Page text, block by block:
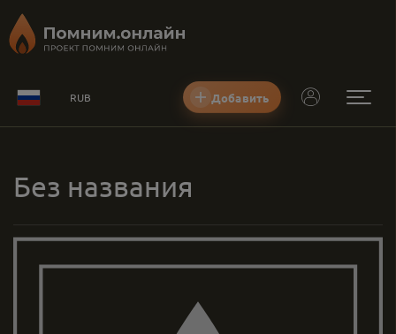
RUB Добавить
Без названия